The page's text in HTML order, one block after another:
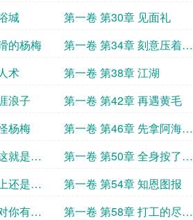
城
第一卷 第30章 见面礼
的杨梅
第一卷 第34章 刻意压着的
风情
术 第一卷 第38章 江湖
浪子 第一卷 第42章 再遇黄毛
杨梅
第一卷 第46章 先拿阿海开
刀
就是人
第一卷 第50章 全身按了一
下摩
还是好
第一卷 第54章 知恩图报
你有意
第一卷 第58章 打工的尽头